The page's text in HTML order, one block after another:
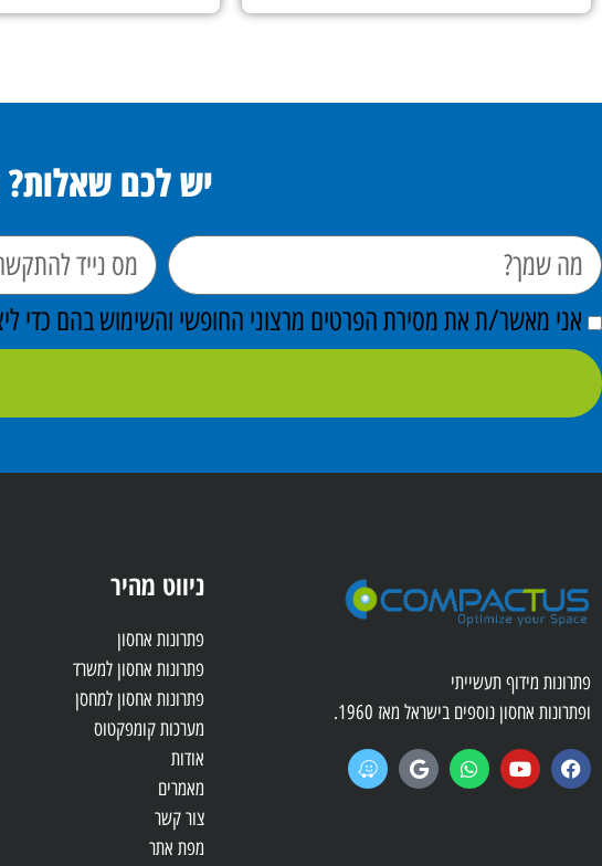
יש לכם
אני מאשר/ת את מסירת הפרטים מרצוני החופשי והשימוש בהם כדי
פתרונות מידוף תעשייתי
ופתרונות אחסון נוספים בישראל מאז 1960.
ניווט מהיר
פתרונות אחסון
פתרונות אחסון למשרד
פתרונות אחסון למחסן
מערכות קומפקטוס
אודות
מאמרים
צור קשר
מפת אתר